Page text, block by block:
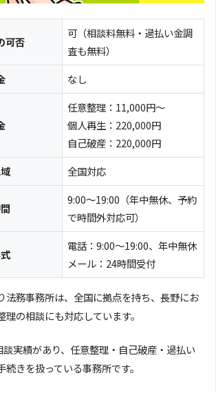
可否
可（相談料無料・過払い金調
査も無料）
なし
任意整理：11,000円～
個人再生：220,000円
自己破産：220,000円
全国対応
9:00～19:00（年中無休、予約
で時間外対応可）
電話：9:00～19:00、年中無休
メール：24時間受付
法務事務所は、全国に拠点を持ち、長野にお
の相談にも対応しています。
実績があり、任意整理・自己破産・過払い
きを扱っている事務所です。